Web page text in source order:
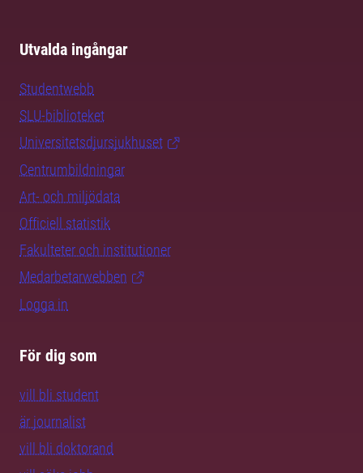
Utvalda ingångar
Studentwebb
SLU-biblioteket
Universitetsdjursjukhuset
Centrumbildningar
Art- och miljödata
Officiell statistik
Fakulteter och institutioner
Medarbetarwebben
Logga in
För dig som
vill bli student
är journalist
vill bli doktorand